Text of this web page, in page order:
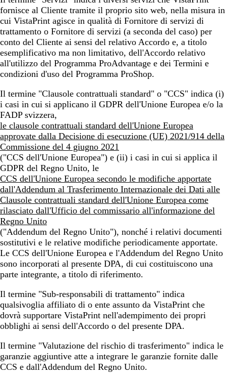
fornisce al Cliente tramite il proprio sito web, nella misura in
cui VistaPrint agisce in qualità di Fornitore di servizi di
trattamento o Fornitore di servizi (a seconda del caso) per
conto del Cliente ai sensi del relativo Accordo e, a titolo
esemplificativo ma non limitativo, dell'Accordo relativo
all'utilizzo del Programma ProAdvantage e dei Termini e
condizioni d'uso del Programma ProShop.
Il termine "Clausole contrattuali standard" o "CCS" indica (i)
i casi in cui si applicano il GDPR dell'Unione Europea e/o la
FADP svizzera,
le clausole contrattuali standard dell'Unione Europea
approvate dalla Decisione di esecuzione (UE) 2021/914 della
Commissione del 4 giugno 2021
("CCS dell'Unione Europea") e (ii) i casi in cui si applica il
GDPR del Regno Unito, le
CCS dell'Unione Europea secondo le modifiche apportate
dall'Addendum al Trasferimento Internazionale dei Dati alle
Clausole contrattuali standard dell'Unione Europea come
rilasciato dall'Ufficio del commissario all'informazione del
Regno Unito
("Addendum del Regno Unito"), nonché i relativi documenti
sostitutivi e le relative modifiche periodicamente apportate.
Le CCS dell'Unione Europea e l'Addendum del Regno Unito
sono incorporati al presente DPA, di cui costituiscono una
parte integrante, a titolo di riferimento.
Il termine "Sub-responsabili di trattamento" indica
qualsivoglia affiliato di o ente assunto da VistaPrint che
dovrà supportare VistaPrint nell'adempimento dei propri
obblighi ai sensi dell'Accordo o del presente DPA.
Il termine "Valutazione del rischio di trasferimento" indica le
garanzie aggiuntive atte a integrare le garanzie fornite dalle
CCS e dall'Addendum del Regno Unito.